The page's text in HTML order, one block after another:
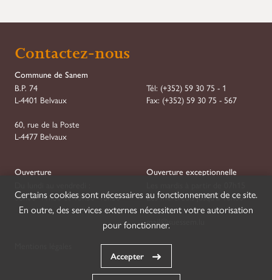
Contactez-nous
Commune de Sanem
B.P. 74
L-4401 Belvaux
60, rue de la Poste
L-4477 Belvaux
Tél: (+352) 59 30 75 - 1
Fax: (+352) 59 30 75 - 567
Ouverture
08h00–11h30 et 13h30–16h30
Ouverture exceptionnelle
Les mercredis jusqu'à 18h00
mail@suessem.lu
Certains cookies sont nécessaires au fonctionnement de ce site.
En outre, des services externes nécessitent votre autorisation
pour fonctionner.
Accepter